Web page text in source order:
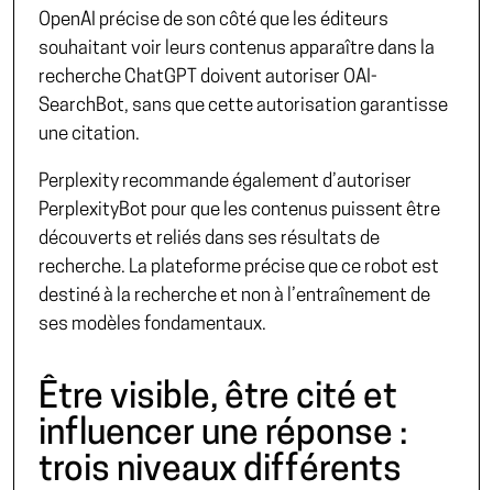
OpenAI précisede son côté que les éditeurs
souhaitant voir leurs contenus apparaître dans la
recherche ChatGPT doivent autoriser OAI-
SearchBot, sans que cette autorisation garantisse
une citation.
Perplexity recommandeégalement d’autoriser
PerplexityBot pour que les contenus puissent être
découverts et reliés dans ses résultats de
recherche. La plateforme précise que ce robot est
destiné à la recherche et non à l’entraînement de
ses modèles fondamentaux.
Être visible, être cité et
influencer une réponse :
trois niveaux différents